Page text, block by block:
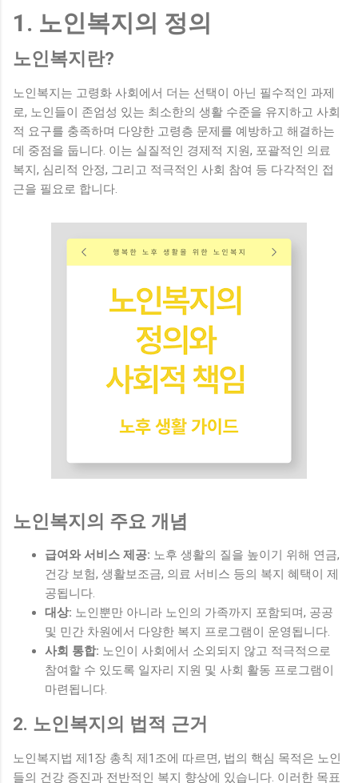
요? 호스피스 는 세계보건기구(WHO)에 의해 완치가 불가능한
환자와 그 가족에게 제공되는 적극적이고 총체적인 돌봄 서비
스 로 정의됩니다. 생명 연장을 위한 적극적인 치료 대신, 환자
의 통증과 다른 힘든 증상들을 효과적으로 관리 하고, 심리적,
사회적, 영적인 지지를 통해 환자와 가족의 삶의 질을 최상으로
유지 하는 데 목표를 둡니다. 이는 단지 죽음을 기다리는 것이
아니라, 남은 시간을 의미 있고 편안하게 보낼 수 있도록 돕는
매우 중요한 과정입니다. 2. 호스피스의 역사적 유래와 현대적
발전 호스피스의 개념은 중세 유럽에서 여행 순례자들을 위한
숙박과 간호를 제공했던 작은 교회 에서 시작되었습니다. 병들
리게 되었고, 이는 환대에 감사하는 마음(Hospitality) 에서 유래
된 단어입니다. 현대 호스피스 의 기반을 마련한 인물은...
1. 노인복지의 정의
노인복지란?
노인복지는 고령화 사회에서 더는 선택이 아닌 필수적인 과제
로, 노인들이 존엄성 있는 최소한의 생활 수준을 유지하고 사회
적 요구를 충족하며 다양한 고령층 문제를 예방하고 해결하는
데 중점을 둡니다. 이는 실질적인 경제적 지원, 포괄적인 의료
복지, 심리적 안정, 그리고 적극적인 사회 참여 등 다각적인 접
근을 필요로 합니다.
노인복지의 주요 개념
급여와 서비스 제공: 노후 생활의 질을 높이기 위해 연금,
건강 보험, 생활보조금, 의료 서비스 등의 복지 혜택이 제
공됩니다.
대상: 노인뿐만 아니라 노인의 가족까지 포함되며, 공공
및 민간 차원에서 다양한 복지 프로그램이 운영됩니다.
사회 통합: 노인이 사회에서 소외되지 않고 적극적으로
참여할 수 있도록 일자리 지원 및 사회 활동 프로그램이
마련됩니다.
2. 노인복지의 법적 근거
노인복지법 제1장 총칙 제1조에 따르면, 법의 핵심 목적은 노인
들의 건강 증진과 전반적인 복지 향상에 있습니다. 이러한 목표